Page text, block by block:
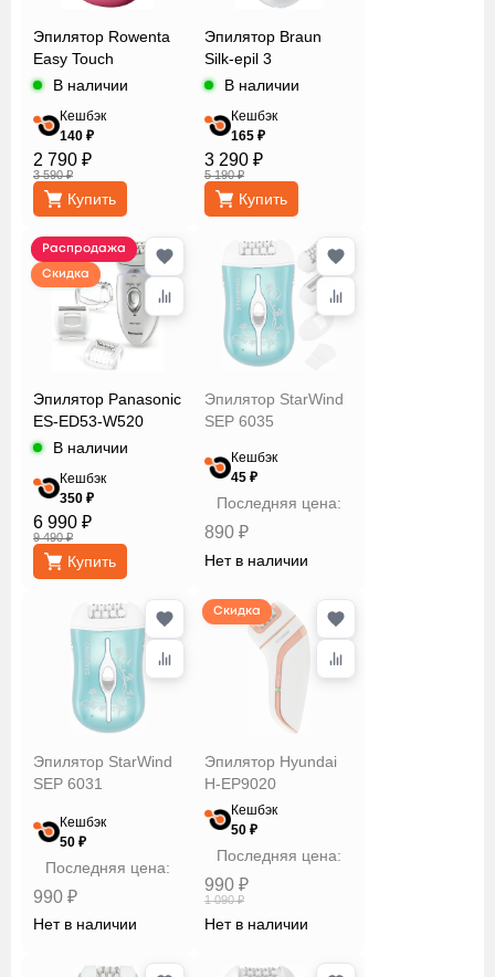
Remington
Rowenta
Sakura
Sinbo
StarWind
Vitek
работа
Количество
пинцетов/
дисков
скоростей
Насадки
Сбросить Применить
Эпилятор Rowenta
Easy Touch
В наличии
Кешбэк
140 ₽
2 790 ₽
3 590 ₽
Купить
Эпилятор Braun
Silk-epil 3
В наличии
Кешбэк
165 ₽
3 290 ₽
5 190 ₽
Купить
Распродажа
Скидка
Эпилятор Panasonic
ES-ED53-W520
В наличии
Кешбэк
350 ₽
6 990 ₽
9 490 ₽
Купить
Эпилятор StarWind
SEP 6035
Кешбэк
45 ₽
Последняя цена:
890 ₽
Нет в наличии
Эпилятор StarWind
SEP 6031
Кешбэк
50 ₽
Последняя цена:
990 ₽
Нет в наличии
Скидка
Эпилятор Hyundai
H-EP9020
Кешбэк
50 ₽
Последняя цена:
990 ₽
1 090 ₽
Нет в наличии